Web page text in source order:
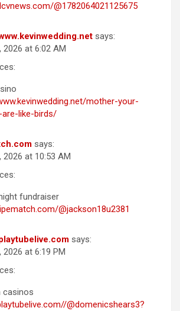
@1782064021125675
says:
2026 at 6:02 AM
mother-your-
are-like-birds/
says:
2026 at 10:53 AM
fundraiser
@jackson18u2381
says:
2026 at 6:19 PM
casinos
@domenicshears3?